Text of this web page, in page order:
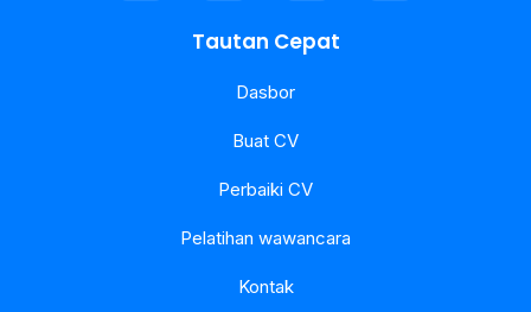
Tautan Cepat
Dasbor
Buat CV
Perbaiki CV
Pelatihan wawancara
Kontak